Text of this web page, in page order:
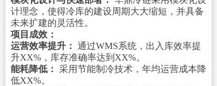
计理念，使得冷库的建设周期大大缩短，并具备
未来扩建的灵活性。
项目成效：
运营效率提升： 通过WMS系统，出入库效率提
升XX%，库存准确率达到XX%。
能耗降低： 采用节能制冷技术，年均运营成本降
低XX%。